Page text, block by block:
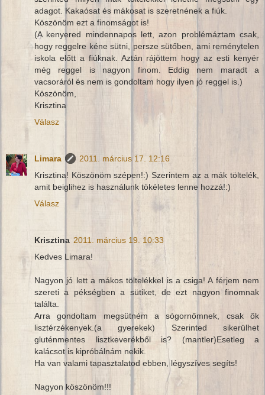
adagot. Kakaósat és mákosat is szeretnének a fiúk.
Köszönöm ezt a finomságot is!
(A kenyered mindennapos lett, azon problémáztam csak,
hogy reggelre kéne sütni, persze sütőben, ami reménytelen
iskola előtt a fiúknak. Aztán rájöttem hogy az esti kenyér
még reggel is nagyon finom. Eddig nem maradt a
vacsoráról és nem is gondoltam hogy ilyen jó reggel is.)
Köszönöm,
Krisztina
Válasz
Limara
2011. március 17. 12:16
Krisztina! Köszönöm szépen!:) Szerintem az a mák töltelék,
amit beiglihez is használunk tökéletes lenne hozzá!:)
Válasz
Krisztina 2011. március 19. 10:33
Kedves Limara!
Nagyon jó lett a mákos töltelékkel is a csiga! A férjem nem
szereti a pékségben a sütiket, de ezt nagyon finomnak
találta.
Arra gondoltam megsütném a sógornőmnek, csak ők
lisztérzékenyek.(a gyerekek) Szerinted sikerülhet
gluténmentes lisztkeverékből is? (mantler)Esetleg a
kalácsot is kipróbálnám nekik.
Ha van valami tapasztalatod ebben, légyszíves segíts!
Nagyon köszönöm!!!